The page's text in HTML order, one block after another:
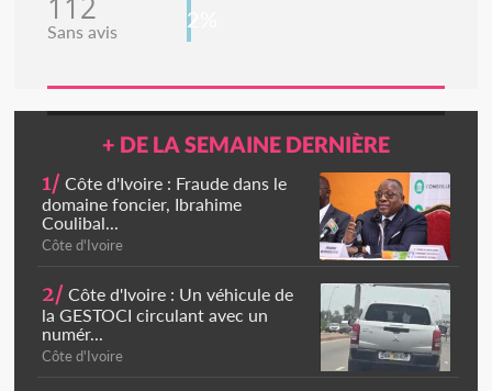
112
Sans avis 2%
+ DE LA SEMAINE DERNIÈRE
1/ Côte d'Ivoire : Fraude dans le
domaine foncier, Ibrahime
Coulibal...
Côte d'Ivoire
2/ Côte d'Ivoire : Un véhicule de
la GESTOCI circulant avec un
numér...
Côte d'Ivoire